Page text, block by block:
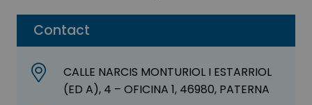
Contact
CALLE NARCIS MONTURIOL I ESTARRIOL
(ED A), 4 – OFICINA 1, 46980, PATERNA